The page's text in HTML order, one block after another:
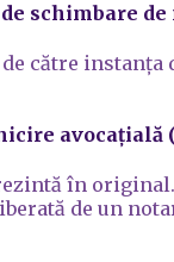
schimbare
către instanța
avocațială
în
de un